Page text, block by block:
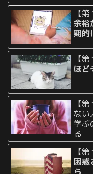
【
余裕
期的
【
ほど
【
ない
学ぶ
る
【
困惑